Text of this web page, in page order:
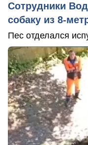
Сотрудники
собаку из 8-
Пес отделался